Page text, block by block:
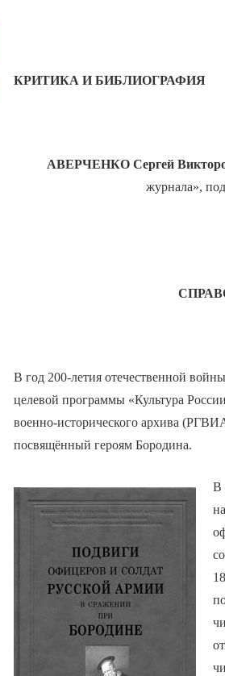
КРИТИКА И БИБЛИОГРАФИЯ
АВЕРЧЕНКО Сергей
журнала»,
В год 200-летия отечественной
целевой программы «Культура
военно-исторического архива
посвящённый героям Бородина.
В